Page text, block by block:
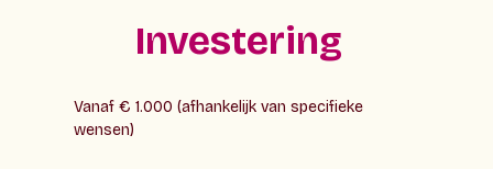
Investering
Vanaf € 1.000 (afhankelijk van specifieke
wensen)